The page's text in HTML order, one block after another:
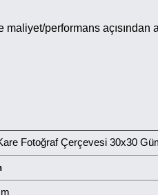
performans açısından
Fotoğraf Çerçevesi 30x30